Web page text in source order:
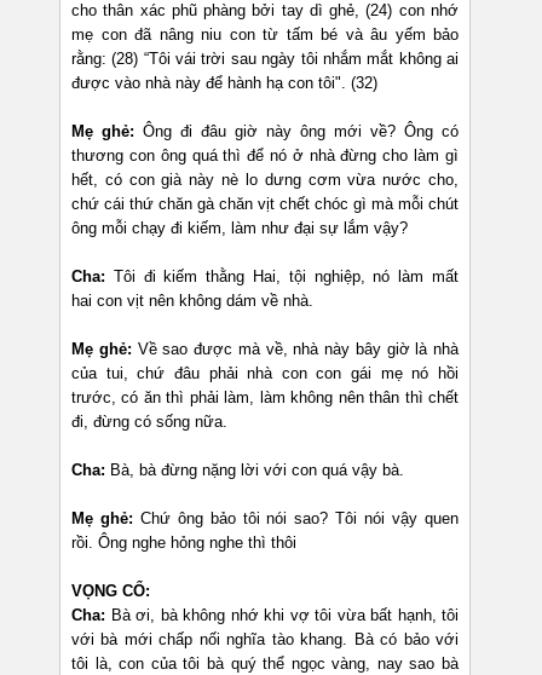
cho thân xác phũ phàng bởi tay dì ghẻ, (24) con nhớ
mẹ con đã nâng niu con từ tấm bé và âu yếm bảo
rằng: (28) “Tôi vái trời sau ngày tôi nhắm mắt không ai
được vào nhà này để hành hạ con tôi". (32)
Mẹ ghẻ: Ông đi đâu giờ này ông mới về? Ông có
thương con ông quá thì để nó ở nhà đừng cho làm gì
hết, có con già này nè lo dưng cơm vừa nước cho,
chứ cái thứ chăn gà chăn vịt chết chóc gì mà mỗi chút
ông mỗi chạy đi kiếm, làm như đại sự lắm vậy?
Cha: Tôi đi kiếm thằng Hai, tội nghiệp, nó làm mất
hai con vịt nên không dám về nhà.
Mẹ ghẻ: Về sao được mà về, nhà này bây giờ là nhà
của tui, chứ đâu phải nhà con con gái mẹ nó hồi
trước, có ăn thì phải làm, làm không nên thân thì chết
đi, đừng có sống nữa.
Cha: Bà, bà đừng nặng lời với con quá vậy bà.
Mẹ ghẻ: Chứ ông bảo tôi nói sao? Tôi nói vậy quen
rồi. Ông nghe hỏng nghe thì thôi
VỌNG CỔ:
Cha: Bà ơi, bà không nhớ khi vợ tôi vừa bất hạnh, tôi
với bà mới chấp nối nghĩa tào khang. Bà có bảo với
tôi là, con của tôi bà quý thể ngọc vàng, nay sao bà